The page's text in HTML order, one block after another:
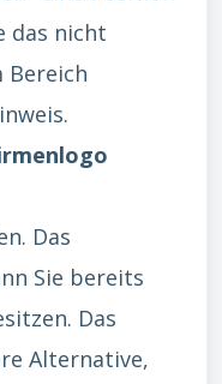
das nicht
Bereich
Das
Sie bereits
Das
Alternative,